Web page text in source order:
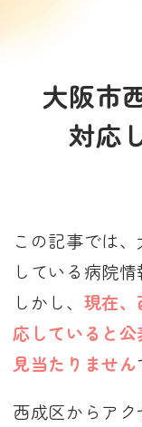
大阪市
対応
この記事では
している病院情
しかし、 現在
応していると
見当たりません
西成区からア